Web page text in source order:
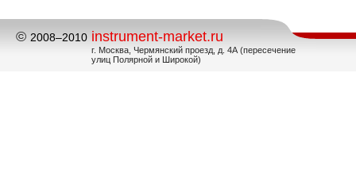
© 2008–2010 instrument-market.ru
г. Москва, Чермянский проезд, д. 4А (пересечение
улиц Полярной и Широкой)